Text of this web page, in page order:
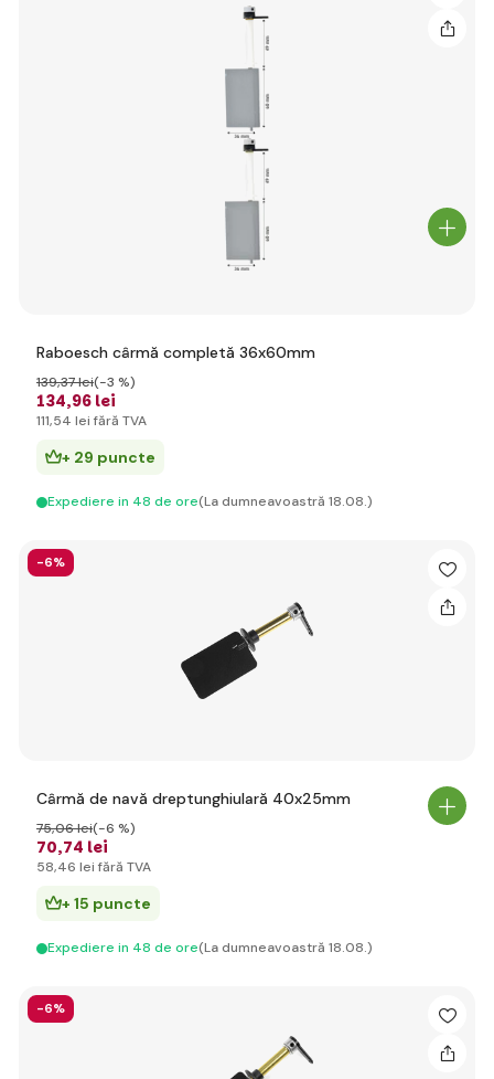
Raboesch cârmă completă 36x60mm
134,96 lei
139,37 lei(-3 %)
111,54 lei fără TVA
+ 29 puncte
Expediere in 48 de ore(La dumneavoastră 18.08.)
-6%
Cârmă de navă dreptunghiulară 40x25mm
70,74 lei
75,06 lei(-6 %)
58,46 lei fără TVA
+ 15 puncte
Expediere in 48 de ore(La dumneavoastră 18.08.)
-6%